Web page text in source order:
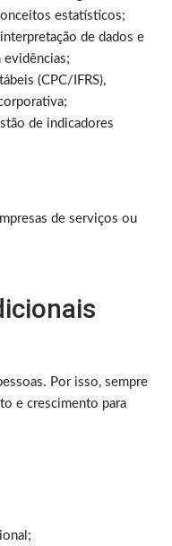
estatísticos;
de dados e
evidências;
(CPC/IFRS),
de indicadores
de serviços ou
Por isso, sempre
e crescimento para